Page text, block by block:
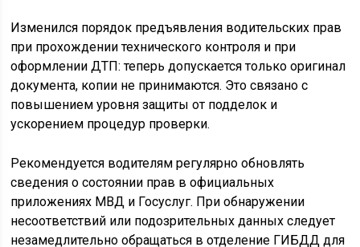
Изменился порядок предъявления водительских прав
при прохождении технического контроля и при
оформлении ДТП: теперь допускается только оригинал
документа, копии не принимаются. Это связано с
повышением уровня защиты от подделок и
ускорением процедур проверки.
Рекомендуется водителям регулярно обновлять
сведения о состоянии прав в официальных
приложениях МВД и Госуслуг. При обнаружении
несоответствий или подозрительных данных следует
незамедлительно обращаться в отделение ГИБДД для